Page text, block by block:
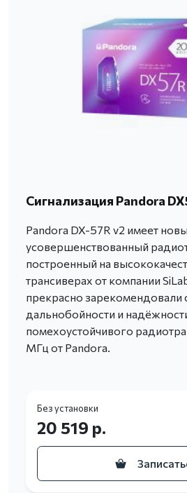
Сигнализация Pandora
Pandora DX-57R v2 имеет
усовершенствованный
построенный на
трансиверах от компании
прекрасно зарекомендовали
дальнобойности и
помехоустойчивого
МГц от Pandora.
Без установки
20 519 р.